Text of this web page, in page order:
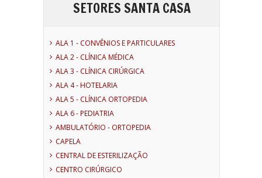
SETORES SANTA CASA
ALA 1 - CONVÊNIOS E PARTICULARES
ALA 2 - CLÍNICA MÉDICA
ALA 3 - CLÍNICA CIRÚRGICA
ALA 4 - HOTELARIA
ALA 5 - CLÍNICA ORTOPEDIA
ALA 6 - PEDIATRIA
AMBULATÓRIO - ORTOPEDIA
CAPELA
CENTRAL DE ESTERILIZAÇÃO
CENTRO CIRÚRGICO